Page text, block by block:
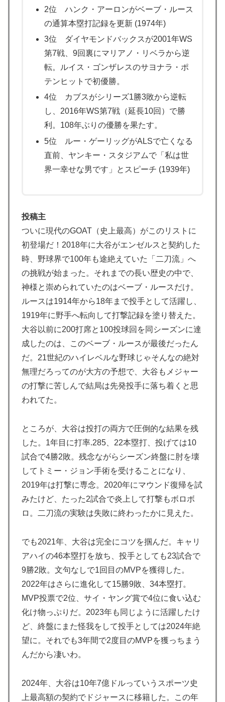
海外「なんてこった！」日本とドイツの病院食のあまり
の差に海外が大騒ぎ
ヒロアカの葉隠ちゃんって透明なうんこするの？
韓国人「日本は市民意識が高くて他人に迷惑をかけない
というけど、実際の現地の様子がこちら・・・」
韓国人「織田信長の安土城の復元図と建築技術の高さに
韓国人が衝撃！」→「当時の技術力に言葉を失う‥」
海外「いいパンチだった」超大物YouYuberが伝説のボ
クサーマイク・タイソンにパンチを食らうｗｗ
【海外の反応】“新タナスコ”のディアスが地雷すぎる件
「大谷と山本だけしかまともな契約がない…」
韓国人「韓国人が日本のラーメンについて勘違いしてい
▶
韓国人「台風で品不足になった沖縄のスーパーに行って
みたら、なぜか辛ラーメンだけ売れ残っていたんで
す…」
戦で『韓国に奪われた』と欧州の大手メディアが一斉に
報道！」
海外「日本の科学者が猫の寿命を2倍に上げる注射剤を
開発。これこそノーベル賞だろ！」
▶
海外「”京都の鳥”は良いぞ」小規模だけどお勧めな日本
の観光名所／お店に対する海外の反応
▶
【MLB】ドジャースファン「7連敗はしんどいわ……」
節に負けることが増えるけど結局10月には勝って終わる
んだよ」
は・・・？ 海外の反応
▶ 焦げだらけの業務用鉄板が水と蒸気で鏡のようにピカピ
カに「味が全部流れていく！」【海外の反応】
英国人「安心感が違う」冨安健洋、パレス移籍当日にデ
ビュー！圧巻3連続ブロックも披露で現地サポが気づく..
【海外の反応】
海外「日本人はなんて気高いんだ！」 英高級紙も驚愕
海外「日本が正しい！」優しい日本人に甘える外国人に
海外が大騒ぎ
外国人「アンチがいない女性アニメキャラといえば誰が
思い浮かぶ？」
▶
【韓国サッカー】性接待で審判買収！W杯予選7戦無敗
▶
海外「今年、夏の暑さが厳しい日本でこんなものが売れ
てるらしい！ｗ」外国人が驚いた日本の商品と
は・・・？【海外の反応】
▶
海外「凄すぎる！」折り紙と並ぶあの日本の偉大な発明
2位 ハンク・アーロンがベーブ・ルース
の通算本塁打記録を更新 (1974年)
3位 ダイヤモンドバックスが2001年WS
第7戦、9回裏にマリアノ・リベラから逆
転。ルイス・ゴンザレスのサヨナラ・ポ
テンヒットで初優勝。
4位 カブスがシリーズ1勝3敗から逆転
し、2016年WS第7戦（延長10回）で勝
利。108年ぶりの優勝を果たす。
5位 ルー・ゲーリッグがALSで亡くなる
直前、ヤンキー・スタジアムで「私は世
界一幸せな男です」とスピーチ (1939年)
投稿主
ついに現代のGOAT（史上最高）がこのリストに
初登場だ！2018年に大谷がエンゼルスと契約した
時、野球界で100年も途絶えていた「二刀流」へ
の挑戦が始まった。それまでの長い歴史の中で、
神様と崇められていたのはベーブ・ルースだけ。
ルースは1914年から18年まで投手として活躍し、
1919年に野手へ転向して打撃記録を塗り替えた。
大谷以前に200打席と100投球回を同シーズンに達
成したのは、このベーブ・ルースが最後だったん
だ。21世紀のハイレベルな野球じゃそんなの絶対
無理だろってのが大方の予想で、大谷もメジャー
の打撃に苦しんで結局は先発投手に落ち着くと思
われてた。
ところが、大谷は投打の両方で圧倒的な結果を残
した。1年目に打率.285、22本塁打、投げては10
試合で4勝2敗。残念ながらシーズン終盤に肘を壊
してトミー・ジョン手術を受けることになり、
2019年は打撃に専念。2020年にマウンド復帰を試
みたけど、たった2試合で炎上して打撃もボロボ
ロ。二刀流の実験は失敗に終わったかに見えた。
でも2021年、大谷は完全にコツを掴んだ。キャリ
アハイの46本塁打を放ち、投手としても23試合で
9勝2敗。文句なしで1回目のMVPを獲得した。
2022年はさらに進化して15勝9敗、34本塁打。
MVP投票で2位、サイ・ヤング賞で4位に食い込む
化け物っぷりだ。2023年も同じように活躍したけ
ど、終盤にまた怪我をして投手としては2024年絶
望に。それでも3年間で2度目のMVPを獲っちまう
んだから凄いわ。
2024年、大谷は10年7億ドルっていうスポーツ史
上最高額の契約でドジャースに移籍した。この年